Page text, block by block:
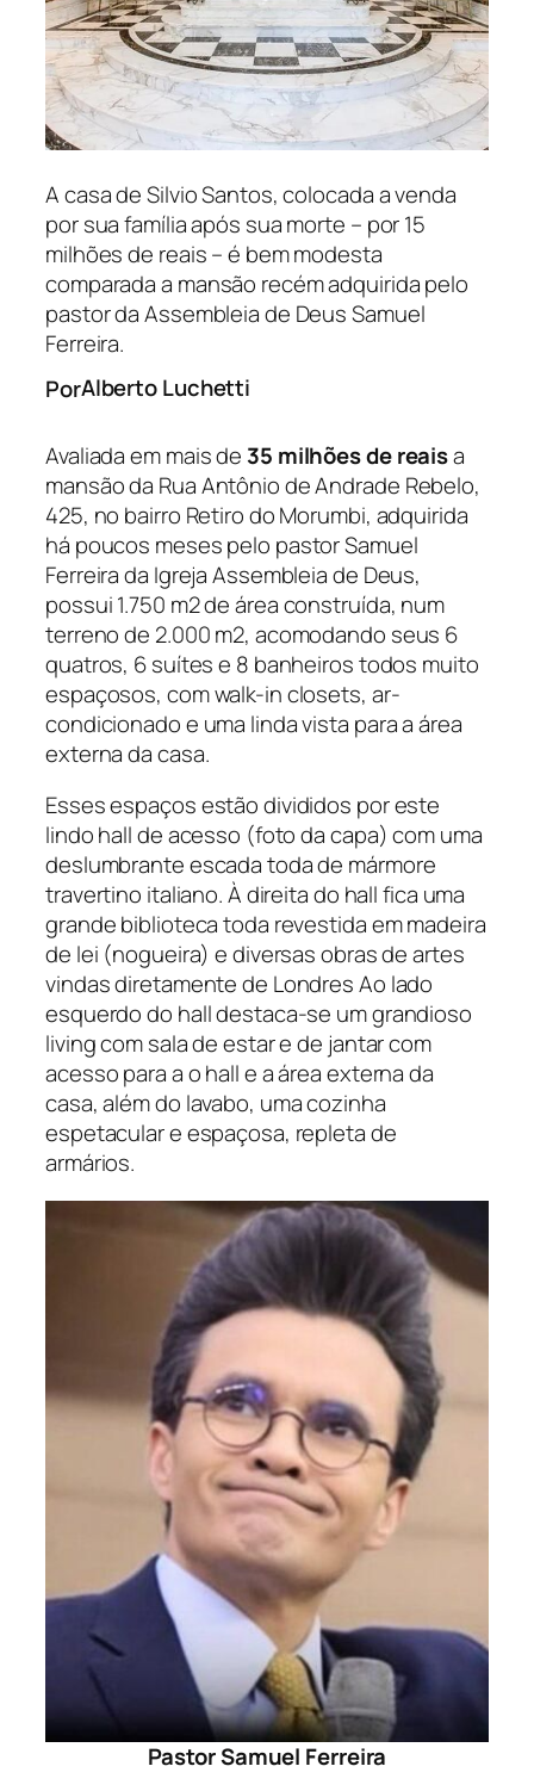
A casa de Silvio Santos, colocada a venda
por sua família após sua morte – por 15
milhões de reais – é bem modesta
comparada a mansão recém adquirida pelo
pastor da Assembleia de Deus Samuel
Ferreira.
PorAlberto Luchetti
Avaliada em mais de 35 milhões de reaisa
mansão da Rua Antônio de Andrade Rebelo,
425, no bairro Retiro do Morumbi, adquirida
há poucos meses pelo pastor Samuel
Ferreira da Igreja Assembleia de Deus,
possui 1.750 m2 de área construída, num
terreno de 2.000 m2, acomodando seus 6
quatros, 6 suítes e 8 banheiros todos muito
espaçosos, com walk-in closets, ar-
condicionado e uma linda vista para a área
externa da casa.
Esses espaços estão divididos por este
lindo hall de acesso (foto da capa) com uma
deslumbrante escada toda de mármore
travertino italiano. À direita do hall fica uma
grande biblioteca toda revestida em madeira
de lei (nogueira) e diversas obras de artes
vindas diretamente de Londres Ao lado
esquerdo do hall destaca-se um grandioso
living com sala de estar e de jantar com
acesso para a o hall e a área externa da
casa, além do lavabo, uma cozinha
espetacular e espaçosa, repleta de
armários.
Pastor Samuel Ferreira